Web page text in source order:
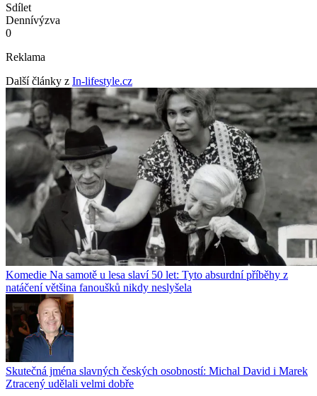
Sdílet
Dennívýzva
0
Reklama
Další články z In-lifestyle.cz
Komedie Na samotě u lesa slaví 50 let: Tyto absurdní příběhy z
natáčení většina fanoušků nikdy neslyšela
Skutečná jména slavných českých osobností: Michal David i Marek
Ztracený udělali velmi dobře